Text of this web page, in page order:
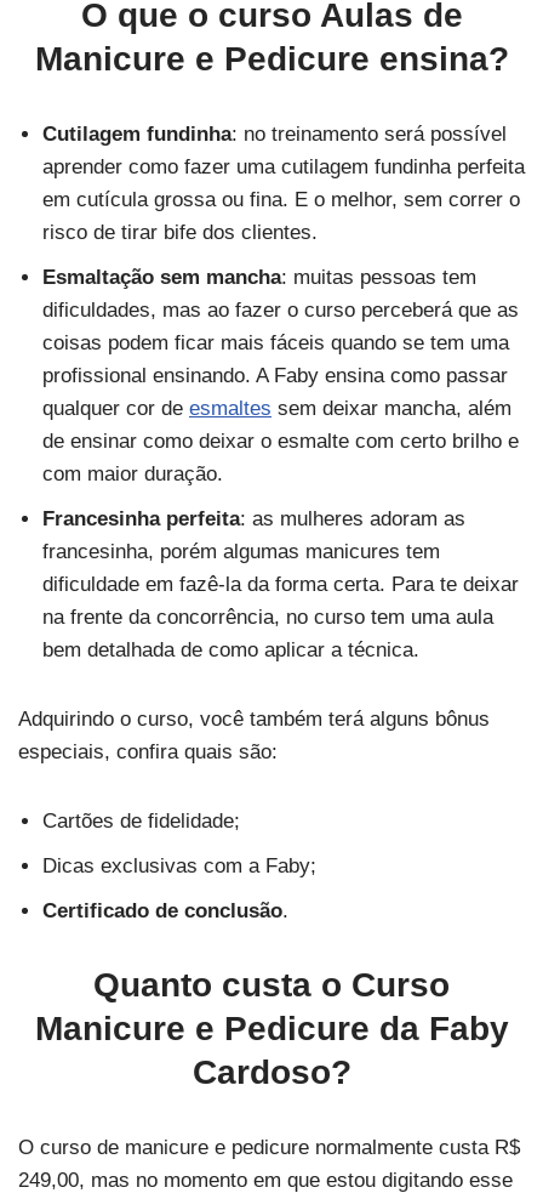
O que o curso Aulas de
Manicure e Pedicure ensina?
Cutilagem fundinha: no treinamento será possível
aprender como fazer uma cutilagem fundinha perfeita
em cutícula grossa ou fina. E o melhor, sem correr o
risco de tirar bife dos clientes.
Esmaltação sem mancha: muitas pessoas tem
dificuldades, mas ao fazer o curso perceberá que as
coisas podem ficar mais fáceis quando se tem uma
profissional ensinando. A Faby ensina como passar
qualquer cor de esmaltes sem deixar mancha, além
de ensinar como deixar o esmalte com certo brilho e
com maior duração.
Francesinha perfeita: as mulheres adoram as
francesinha, porém algumas manicures tem
dificuldade em fazê-la da forma certa. Para te deixar
na frente da concorrência, no curso tem uma aula
bem detalhada de como aplicar a técnica.
Adquirindo o curso, você também terá alguns bônus
especiais, confira quais são:
Cartões de fidelidade;
Dicas exclusivas com a Faby;
Certificado de conclusão.
Quanto custa o Curso
Manicure e Pedicure da Faby
Cardoso?
O curso de manicure e pedicure normalmente custa R$
249,00, mas no momento em que estou digitando esse